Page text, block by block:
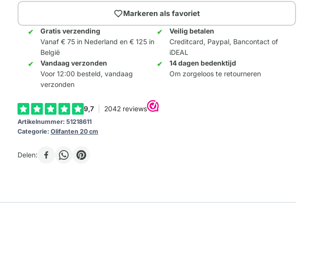
Markeren als favoriet
Gratis verzending
Vanaf € 75 in Nederland en € 125 in
België
Veilig betalen
Creditcard, Paypal, Bancontact of
iDEAL
Vandaag verzonden
Voor 12:00 besteld, vandaag
verzonden
14 dagen bedenktijd
Om zorgeloos te retourneren
Artikelnummer: 51218611
Categorie: Olifanten 20 cm
Delen: